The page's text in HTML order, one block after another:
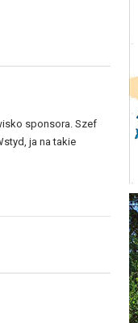
sponsora. Szef
ja na takie